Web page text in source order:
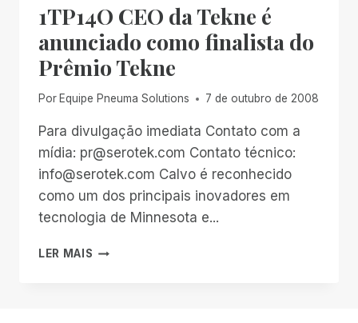
1TP14O CEO da Tekne é
anunciado como finalista do
Prêmio Tekne
Por Equipe Pneuma Solutions 7 de outubro de 2008
Para divulgação imediata Contato com a
mídia: pr@serotek.com Contato técnico:
info@serotek.com Calvo é reconhecido
como um dos principais inovadores em
tecnologia de Minnesota e...
LER MAIS 1TP14O